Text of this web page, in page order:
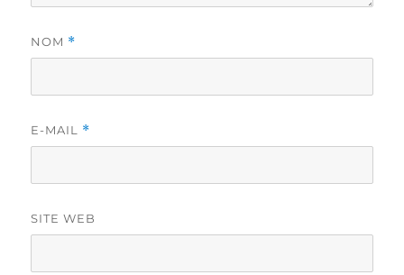
NOM *
E-MAIL *
SITE WEB